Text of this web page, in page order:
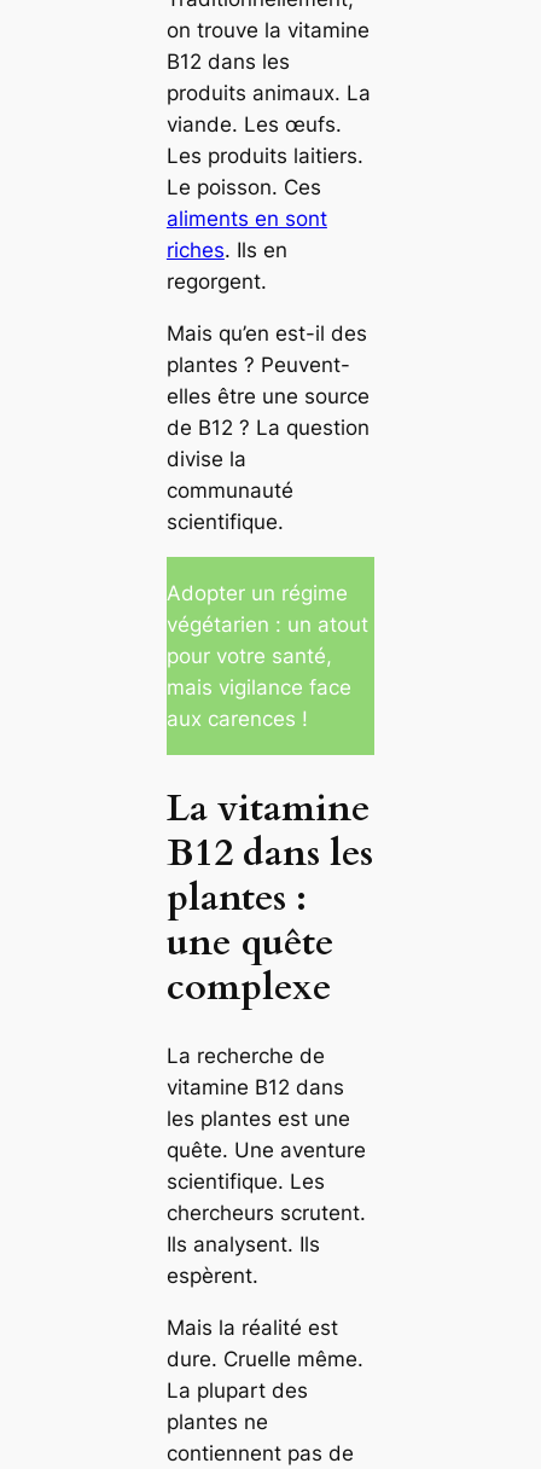
on trouve la vitamine
B12 dans les
produits animaux. La
viande. Les œufs.
Les produits laitiers.
Le poisson. Ces
aliments en sont
riches. Ils en
regorgent.
Mais qu’en est-il des
plantes ? Peuvent-
elles être une source
de B12 ? La question
divise la
communauté
scientifique.
Adopter un régime
végétarien : un atout
pour votre santé,
mais vigilance face
aux carences !
La vitamine
B12 dans les
plantes :
une quête
complexe
La recherche de
vitamine B12 dans
les plantes est une
quête. Une aventure
scientifique. Les
chercheurs scrutent.
Ils analysent. Ils
espèrent.
Mais la réalité est
dure. Cruelle même.
La plupart des
plantes ne
contiennent pas de